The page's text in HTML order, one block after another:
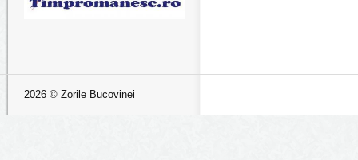
2026 © Zorile Bucovinei